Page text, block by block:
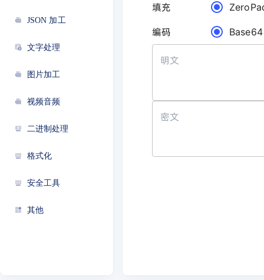
JSON 加工
文字处理
图片加工
视频音频
二进制处理
格式化
安全工具
其他
填充
编码 Base64
明文
密文